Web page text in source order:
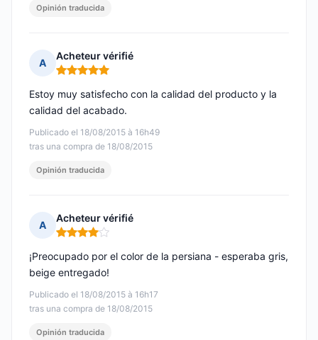
Opinión traducida
A
Acheteur vérifié
Nota: 5 de 5
Publicado el 18/08/2015 à 16h49
tras una compra de 18/08/2015
Estoy muy satisfecho con la calidad del producto y la
calidad del acabado.
Opinión traducida
A
Acheteur vérifié
Nota: 4 de 5
Publicado el 18/08/2015 à 16h17
tras una compra de 18/08/2015
¡Preocupado por el color de la persiana - esperaba gris,
beige entregado!
Opinión traducida